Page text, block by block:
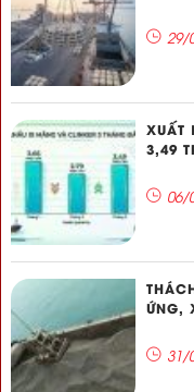
29/
XUẤT
3,49
06/
ỨNG,
31/